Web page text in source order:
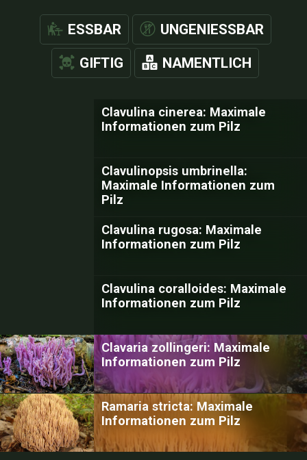
ESSBAR UNGENIESSBAR
GIFTIG NAMENTLICH
Clavulina cinerea: Maximale
Informationen zum Pilz
Clavulinopsis umbrinella:
Maximale Informationen zum
Pilz
Clavulina rugosa: Maximale
Informationen zum Pilz
Clavulina coralloides: Maximale
Informationen zum Pilz
Clavaria zollingeri: Maximale
Informationen zum Pilz
Ramaria stricta: Maximale
Informationen zum Pilz